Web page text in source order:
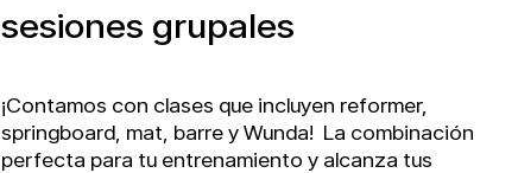
sesiones grupales
¡Contamos con clases que incluyen reformer,
springboard, mat, barre y Wunda! La combinación
perfecta para tu entrenamiento y alcanza tus